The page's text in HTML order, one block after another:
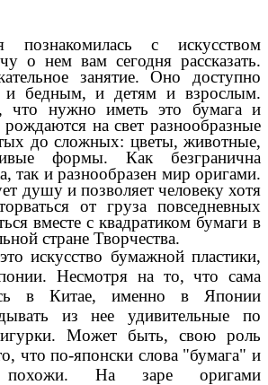
познакомилась с искусством
нем вам сегодня рассказать.
занятие. Оно доступно
и бедным, и детям и взрослым.
что нужно иметь это бумага и
на свет разнообразные
до сложных: цветы, животные,
формы. Как безгранична
так и разнообразен мир оригами.
душу и позволяет человеку хотя
от груза повседневных
вместе с квадратиком бумаги в
стране Творчества.
искусство бумажной пластики,
Несмотря на то, что сама
в Китае, именно в Японии
из нее удивительные по
Может быть, свою роль
что по-японски слова "бумага" и
На заре оригами